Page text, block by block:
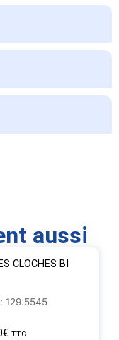
aussi
CLOCHES BI
129.5545
€ TTC